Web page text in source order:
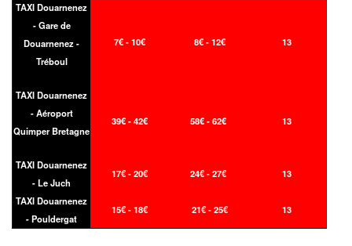
TAXI Douarnenez
- Gare de
Douarnenez -
Tréboul
7€ - 10€ 8€ - 12€ 13
TAXI Douarnenez
- Aéroport
Quimper Bretagne
39€ - 42€ 58€ - 62€ 13
TAXI Douarnenez
- Le Juch
17€ - 20€ 24€ - 27€ 13
TAXI Douarnenez
- Pouldergat
15€ - 18€ 21€ - 25€ 13